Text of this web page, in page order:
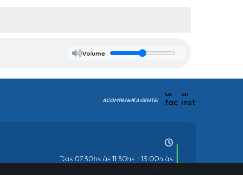
Volume
ACOMPANHE A GENTE!
Das 07:30hs às 11:30hs - 13:00h às